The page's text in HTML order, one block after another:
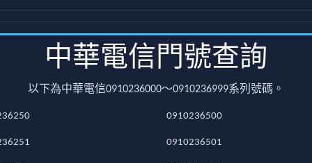
中華電信門號查詢
以下為中華電信0910236000～0910236999系列號碼。
0910236500
0910236501